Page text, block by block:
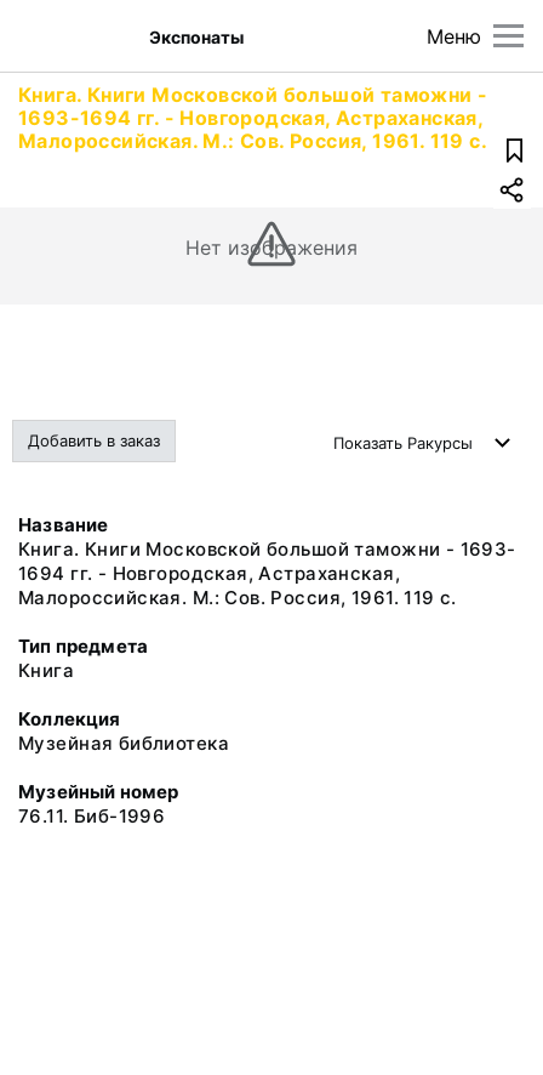
Меню
Экспонаты
Книга. Книги Московской большой таможни -
1693-1694 гг. - Новгородская, Астраханская,
Малороссийская. М.: Сов. Россия, 1961. 119 с.
Нет изображения
Добавить в заказ Показать Ракурсы
Название
Книга. Книги Московской большой таможни - 1693-
1694 гг. - Новгородская, Астраханская,
Малороссийская. М.: Сов. Россия, 1961. 119 с.
Тип предмета
Книга
Коллекция
Музейная библиотека
Музейный номер
76.11. Биб-1996